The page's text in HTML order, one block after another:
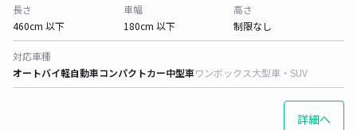
長さ
460cm 以下
車幅
180cm 以下
高さ
制限なし
対応車種
オートバイ軽自動車コンパクトカー中型車ワンボックス大型車・SUV
詳細へ